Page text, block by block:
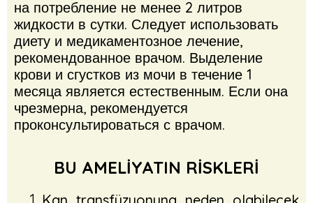
на потребление не менее 2 литров
жидкости в сутки. Следует использовать
диету и медикаментозное лечение,
рекомендованное врачом. Выделение
крови и сгустков из мочи в течение 1
месяца является естественным. Если она
чрезмерна, рекомендуется
проконсультироваться с врачом.
BU AMELİYATIN RİSKLERİ